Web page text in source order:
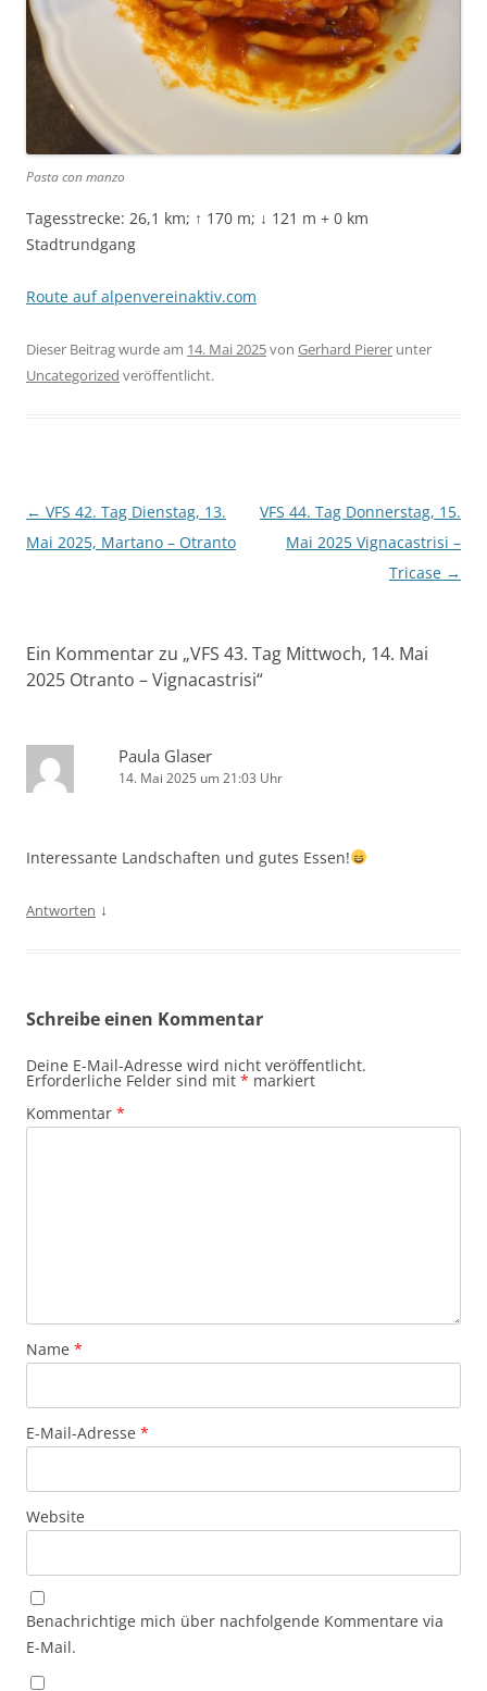
Pasta con manzo
Tagesstrecke: 26,1 km; ↑ 170 m; ↓ 121 m + 0 km
Stadtrundgang
Route auf alpenvereinaktiv.com
Dieser Beitrag wurde am 14. Mai 2025von Gerhard Pierer unter
Uncategorized veröffentlicht.
Beitragsnavigation
← VFS 42. Tag Dienstag, 13.
Mai 2025, Martano – Otranto
VFS 44. Tag Donnerstag, 15.
Mai 2025 Vignacastrisi –
Tricase →
Ein Kommentar zu „VFS 43. Tag Mittwoch, 14. Mai
2025 Otranto – Vignacastrisi“
Paula Glaser
14. Mai 2025 um 21:03 Uhr
Interessante Landschaften und gutes Essen!
Antworten ↓
Schreibe einen Kommentar
Deine E-Mail-Adresse wird nicht veröffentlicht.
Erforderliche Felder sind mit * markiert
Kommentar *
Name *
E-Mail-Adresse *
Website
Benachrichtige mich über nachfolgende Kommentare via
E-Mail.